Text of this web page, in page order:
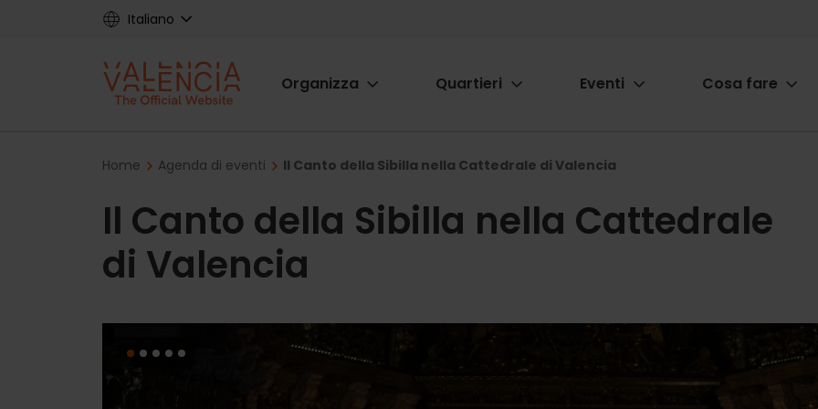
Italiano
Main
Organizza Quartieri Eventi Cosa fare
Breadcrumb
Home Agenda di eventi Il Canto della Sibilla nella Cattedrale di Valencia
Il Canto della Sibilla nella Cattedrale
di Valencia